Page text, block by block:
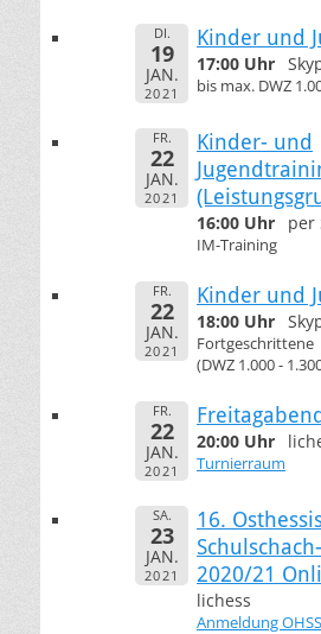
DI.
19
JAN.
2021
Kinder und
17:00 Uhr
bis max. DWZ
FR.
22
JAN.
2021
Kinder- und
16:00 Uhr per
IM-Training
FR.
22
JAN.
2021
Kinder und
18:00 Uhr
Fortgeschrittene
(DWZ 1.000 -
FR.
22
JAN.
2021
20:00 Uhr
Turnierraum
SA.
23
JAN.
2021
16.
2020/21
lichess
Anmeldung